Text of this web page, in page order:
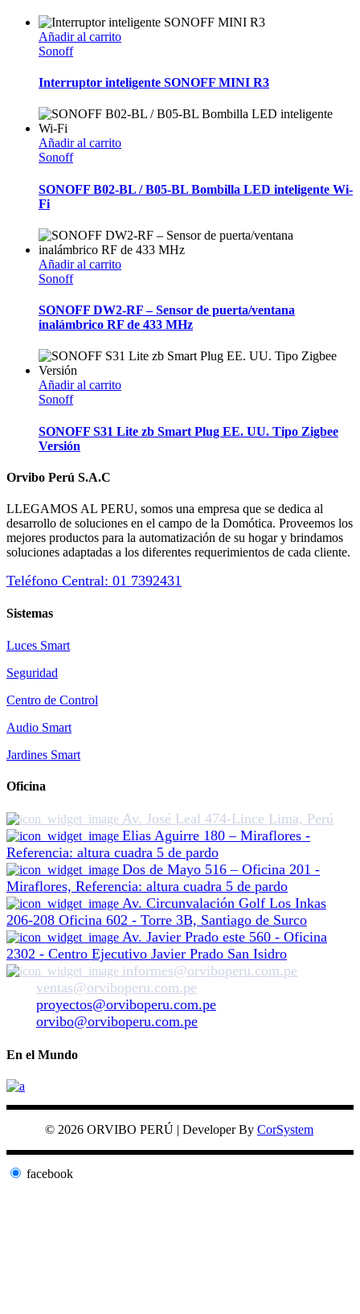
Añadir al carrito
Sonoff
Interruptor inteligente SONOFF MINI R3
Añadir al carrito
Sonoff
SONOFF B02-BL / B05-BL Bombilla LED inteligente Wi-
Fi
Añadir al carrito
Sonoff
SONOFF DW2-RF – Sensor de puerta/ventana
inalámbrico RF de 433 MHz
Añadir al carrito
Sonoff
SONOFF S31 Lite zb Smart Plug EE. UU. Tipo Zigbee
Versión
Orvibo Perú S.A.C
LLEGAMOS AL PERU, somos una empresa que se dedica al
desarrollo de soluciones en el campo de la Domótica. Proveemos los
mejores productos para la automatización de su hogar y brindamos
soluciones adaptadas a los diferentes requerimientos de cada cliente.
Teléfono Central: 01 7392431
Sistemas
Luces Smart
Seguridad
Centro de Control
Audio Smart
Jardines Smart
Oficina
Av. José Leal 474-Lince Lima, Perú
Elias Aguirre 180 – Miraflores -
Referencia: altura cuadra 5 de pardo
Dos de Mayo 516 – Oficina 201 -
Miraflores, Referencia: altura cuadra 5 de pardo
Av. Circunvalación Golf Los Inkas
206-208 Oficina 602 - Torre 3B, Santiago de Surco
Av. Javier Prado este 560 - Oficina
2302 - Centro Ejecutivo Javier Prado San Isidro
informes@orviboperu.com.pe
ventas@orviboperu.com.pe
proyectos@orviboperu.com.pe
orvibo@orviboperu.com.pe
En el Mundo
© 2026 ORVIBO PERÚ | Developer By CorSystem
facebook